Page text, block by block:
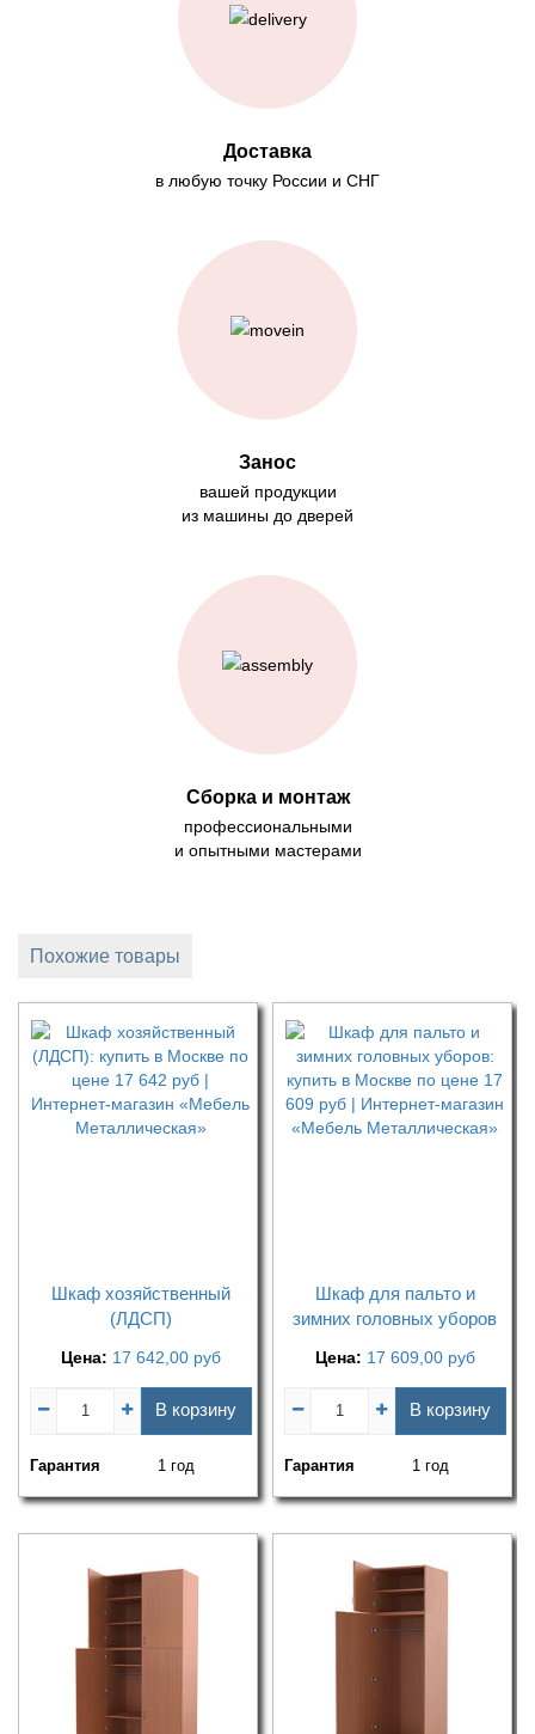
Доставка
в любую точку России и СНГ
Занос
вашей продукции
из машины до дверей
Сборка и монтаж
профессиональными
и опытными мастерами
Похожие товары
Шкаф хозяйственный
(ЛДСП)
Цена: 17 642,00 руб
В корзину
Гарантия 1 год
Шкаф для пальто и
зимних головных уборов
Цена: 17 609,00 руб
В корзину
Гарантия 1 год